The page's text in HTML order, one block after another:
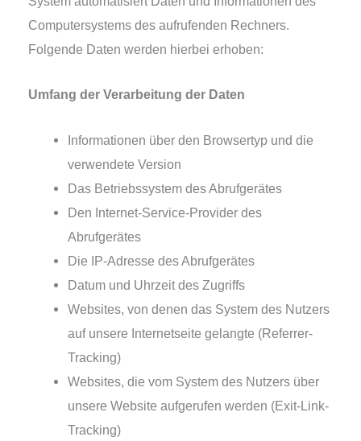
Computersystems des auf­ru­fen­den Rechners.
Folgende Daten wer­den hier­bei erhoben:
Umfang der Verarbeitung der Daten
Informationen über den Browsertyp und die
ver­wen­de­te Version
Das Betriebssystem des Abrufgerätes
Den Internet-Service-Provider des
Abrufgerätes
Die IP-Adresse des Abrufgerätes
Datum und Uhrzeit des Zugriffs
Websites, von denen das System des Nutzers
auf unse­re Internetseite gelang­te (Referrer-
Tracking)
Websites, die vom System des Nutzers über
unse­re Website auf­ge­ru­fen wer­den (Exit-Link-
Tracking)